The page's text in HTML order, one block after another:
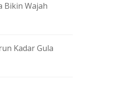
Bikin Wajah
Kadar Gula